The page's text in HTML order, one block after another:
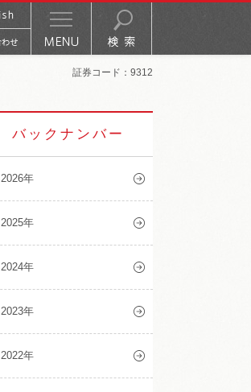
証券コード：9312
バックナンバー
2026年
2025年
2024年
2023年
2022年